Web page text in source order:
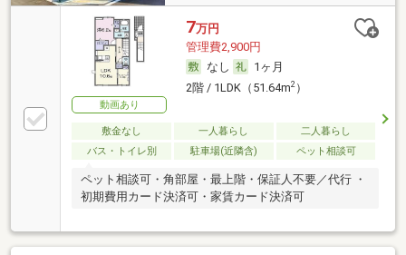
動画あり
7万円
管理費2,900円
なし
1ヶ月
2階 / 1LDK（51.64m2）
敷金なし 一人暮らし
二人暮らし
バス・トイレ別
駐車場(近隣含) ペット相談可
ペット相談可・角部屋・最上階・保証人不要／代行 ・
初期費用カード決済可・家賃カード決済可